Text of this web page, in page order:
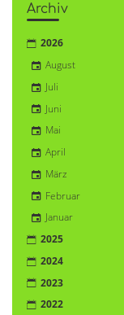
Archiv
2026
August
Juli
Juni
Mai
April
März
Februar
Januar
2025
2024
2023
2022